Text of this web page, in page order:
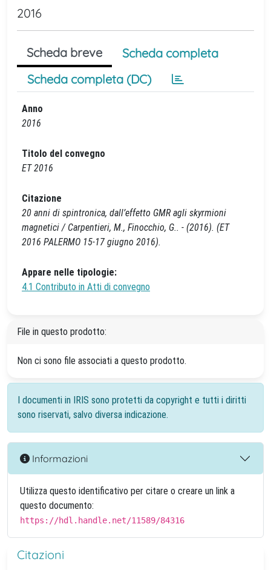
2016
Scheda breve
Scheda completa
Scheda completa (DC)
Anno
2016
Titolo del convegno
ET 2016
Citazione
20 anni di spintronica, dall’effetto GMR agli skyrmioni
magnetici / Carpentieri, M., Finocchio, G.. - (2016). (ET
2016 PALERMO 15-17 giugno 2016).
Appare nelle tipologie:
4.1 Contributo in Atti di convegno
File in questo prodotto:
Non ci sono file associati a questo prodotto.
I documenti in IRIS sono protetti da copyright e tutti i diritti
sono riservati, salvo diversa indicazione.
Informazioni
Utilizza questo identificativo per citare o creare un link a
questo documento:
https://hdl.handle.net/11589/84316
Citazioni